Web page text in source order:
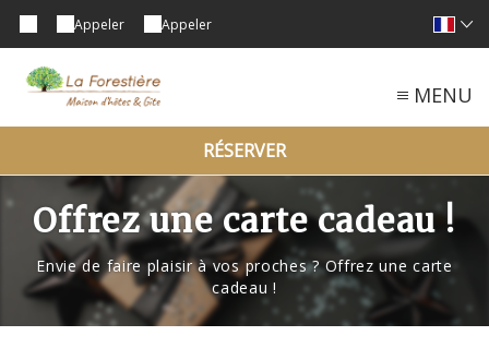
Appeler Appeler
MENU
RÉSERVER
Offrez une carte cadeau !
Envie de faire plaisir à vos proches ? Offrez une carte
cadeau !